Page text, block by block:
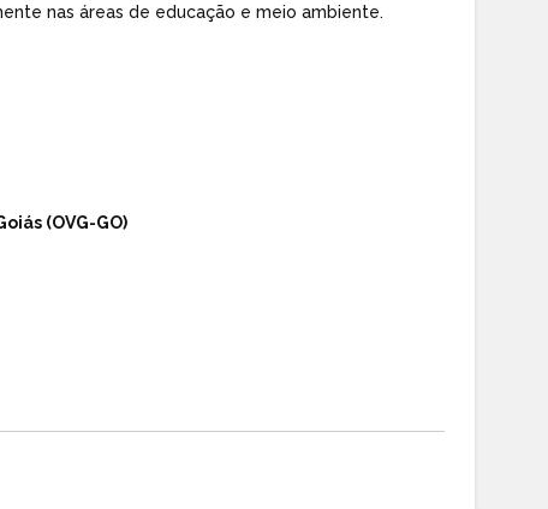
nas áreas de educação e meio ambiente.
(OVG-GO)